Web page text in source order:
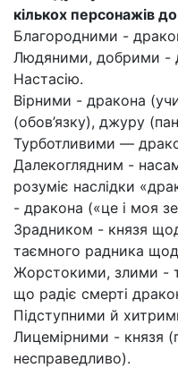
кількох персонажів
Благородними -
Людяними, добрими -
Настасію.
Вірними - дракона
(обов’язку), джуру
Турботливими —
Далекоглядним -
розуміє наслідки
- дракона («це і моя
Зрадником - князя
таємного радника
Жорстокими, злими -
що радіє смерті
Підступними й
Лицемірними - князя
несправедливо).